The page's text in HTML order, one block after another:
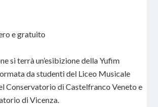
e gratuito
si terrà un’esibizione della Yufim
da studenti del Liceo Musicale
Conservatorio di Castelfranco Veneto e
di Vicenza.